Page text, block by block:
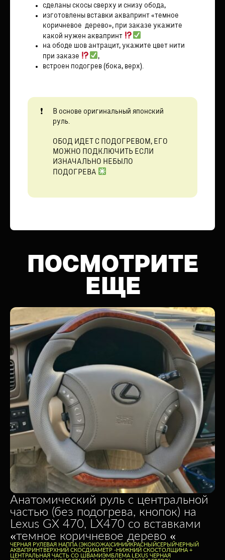
сделаны скосы сверху и снизу обода,
изготовлены вставки аквапринт «темное
коричневое дерево», при заказе укажите
какой нужен аквапринт
на ободе шов антрацит, укажите цвет нити
при заказе
,
встроен подогрев (бока, верх).
В основе оригинальный японский
руль.
ОБОД ИДЕТ С ПОДОГРЕВОМ, ЕГО
МОЖНО ПОДКЛЮЧИТЬ ЕСЛИ
ИЗНАЧАЛЬНО НЕБЫЛО
ПОДОГРЕВА
ПОСМОТРИТЕ
ЕЩЕ
Анатомический руль с центральной
частью (без подогрева, кнопок) на
Lexus GX 470, LX470 со вставками
«темное коричневое дерево «
ЧЕРНАЯ РУЛЕВАЯ НАППА (ЭКОКОЖА)CИНИЙКРАСНЫЙСЕРЫЙЧЕРНЫЙ
АКВАПРИНТВЕРХНИЙ СКОСДИАМЕТР -НИЖНИЙ СКОСТОЛЩИНА +
ЦЕНТРАЛЬНАЯ ЧАСТЬ СО ШВАМИЭМБЛЕМА LEXUS ЧЕРНАЯ